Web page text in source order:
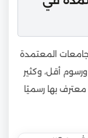
المعتمدة
أقل، وكثير
بها رسميًا